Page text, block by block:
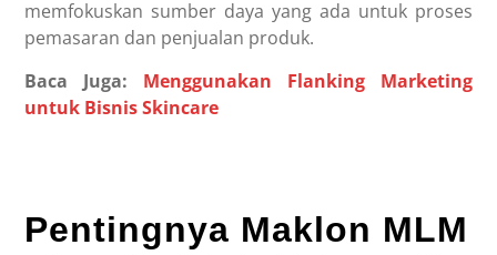
memfokuskan sumber daya yang ada untuk proses
pemasaran dan penjualan produk.
Baca Juga: Menggunakan Flanking Marketing
untuk Bisnis Skincare
Pentingnya Maklon MLM